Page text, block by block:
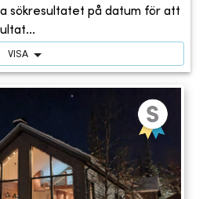
sökresultatet på datum för att
VISA